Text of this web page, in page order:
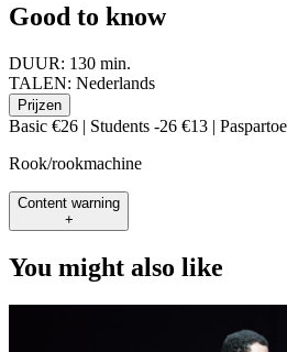
Good to know
DUUR: 130 min.
TALEN: Nederlands
Prijzen
Basic €26 | Students -26 €13 |
Rook/rookmachine
Content warning
+
You might also like